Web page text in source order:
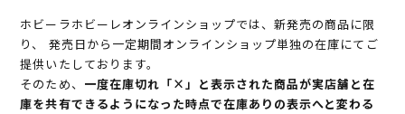
ホビーラホビーレオンラインショップでは、新発売の商品に限
り、 発売日から一定期間オンラインショップ単独の在庫にてご
提供いたしております。
そのため、 一度在庫切れ「×」と表示された商品が実店舗と在
庫を共有できるようになった時点で在庫ありの表示へと変わる